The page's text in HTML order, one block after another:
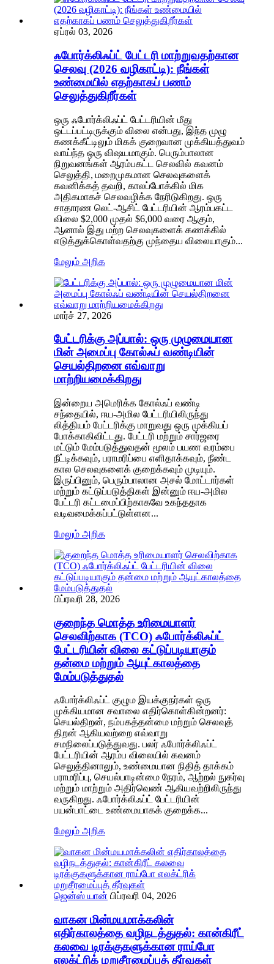
ஏப்ரல் 03, 2026
ஃபோர்க்லிஃப்ட் பேட்டரி மாற்றுவதற்கான
செலவு (2026 வழிகாட்டி): நீங்கள்
உண்மையில் எதற்காகப் பணம்
செலுத்துகிறீர்கள்
ஒரு ஃபோர்க்லிஃப்ட் பேட்டரியின் மீது
ஒட்டப்பட்டிருக்கும் விலை என்பது, இந்த முழு
கணக்கீட்டிலும் மிகக் குறைவான முக்கியத்துவம்
வாய்ந்த ஒரு விஷயமாகும். பெரும்பாலான
நிறுவனங்கள் ஆரம்பகட்ட செலவில் கவனம்
செலுத்தி, மறைமுகமான செலவுகளைக்
கவனிக்கத் தவறி, காலப்போக்கில் மிக
அதிகமாகச் செலவழிக்க நேரிடுகிறது. ஒரு
சாதாரண லெட்-ஆசிட் பேட்டரியின் ஆரம்பகட்ட
விலை $2,000 முதல் $6,000 வரை ஆகும்,
ஆனால் இது மற்ற செலவுகளைக் கணக்கில்
எடுத்துக்கொள்வதற்கு முந்தைய விலையாகும்...
மேலும் அறிக
மார்ச் 27, 2026
பேட்டரிக்கு அப்பால்: ஒரு முழுமையான
மின் அமைப்பு கோல்ஃப் வண்டியின்
செயல்திறனை எவ்வாறு
மாற்றியமைக்கிறது
இன்றைய அமெரிக்க கோல்ஃப் வண்டி
சந்தையில், ஈய-அமில பேட்டரியிலிருந்து
லித்தியம் பேட்டரிக்கு மாறுவது ஒரு முக்கியப்
போக்காகிவிட்டது. பேட்டரி மற்றும் சார்ஜரை
மட்டும் மேம்படுத்துவதன் மூலம் பயண வரம்பை
நீட்டிக்கவும், பராமரிப்பை எளிதாக்கவும், நீண்ட
கால செலவுகளைக் குறைக்கவும் முடியும்.
இருப்பினும், பெரும்பாலான அசல் மோட்டார்கள்
மற்றும் கட்டுப்படுத்திகள் இன்னும் ஈய-அமில
பேட்டரி கட்டமைப்பிற்காகவே உகந்ததாக
வடிவமைக்கப்பட்டுள்ளன...
மேலும் அறிக
பிப்ரவரி 28, 2026
குறைந்த மொத்த உரிமையாளர்
செலவிற்காக (TCO) ஃபோர்க்லிஃப்ட்
பேட்டரியின் விலை கட்டுப்படியாகும்
தன்மை மற்றும் ஆயுட்காலத்தை
மேம்படுத்துதல்
ஃபோர்க்லிஃப்ட் குழும இயக்குநர்கள் ஒரு
முக்கியமான சவாலை எதிர்கொள்கின்றனர்:
செயல்திறன், நம்பகத்தன்மை மற்றும் செலவுத்
திறன் ஆகியவற்றை எவ்வாறு
சமநிலைப்படுத்துவது. பலர் ஃபோர்க்லிஃப்ட்
பேட்டரியின் ஆரம்ப விலையில் கவனம்
செலுத்தினாலும், உண்மையான நிதித் தாக்கம்
பராமரிப்பு, செயல்பாடின்மை நேரம், ஆற்றல் நுகர்வு
மற்றும் மாற்றும் அதிர்வெண் ஆகியவற்றிலிருந்து
வருகிறது. ஃபோர்க்லிஃப்ட் பேட்டரியின்
பயன்பாட்டை உண்மையாகக் குறைக்க...
மேலும் அறிக
ஜென்ஸ் யான் பிப்ரவரி 04, 2026
வாகன மின்மயமாக்கலின்
எதிர்காலத்தை வழிநடத்துதல்: கான்கிரீட்
கலவை டிரக்குகளுக்கான ராய்போ
எலக்ட்ரிக் மறுசீரமைப்புத் தீர்வுகள்